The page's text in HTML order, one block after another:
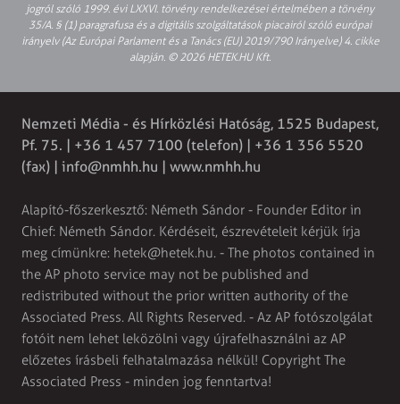
jogról szóló 1999. évi LXXVI. törvény rendelkezései értelmében a törvény
35/A. § (1) paragrafusa és a digitális szolgáltatások piacairól szóló európai
irányelv (Az Európai Parlament és a Tanács (EU) 2019/790 Irányelve) 4. cikke
alapján. © 2026 HETEK.HU Kft.
Nemzeti Média - és Hírközlési Hatóság, 1525 Budapest,
Pf. 75. | +36 1 457 7100 (telefon) | +36 1 356 5520
(fax) | info@nmhh.hu | www.nmhh.hu
Alapító-főszerkesztő: Németh Sándor - Founder Editor in
Chief: Németh Sándor. Kérdéseit, észrevételeit kérjük írja
meg címünkre: hetek@hetek.hu. - The photos contained in
the AP photo service may not be published and
redistributed without the prior written authority of the
Associated Press. All Rights Reserved. - Az AP fotószolgálat
fotóit nem lehet leközölni vagy újrafelhasználni az AP
előzetes írásbeli felhatalmazása nélkül! Copyright The
Associated Press - minden jog fenntartva!